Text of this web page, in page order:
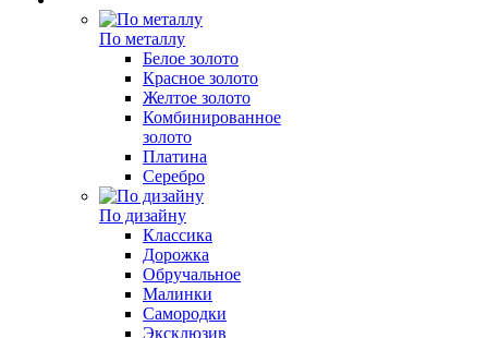
По металлу
Белое золото
Красное золото
Желтое золото
Комбинированное
золото
Платина
Серебро
По дизайну
Классика
Дорожка
Обручальное
Малинки
Самородки
Эксклюзив